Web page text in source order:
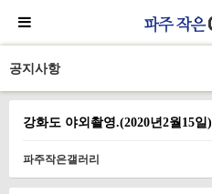
공지사항
강화도 야외촬영.(2020년2월15일)
파주작은갤러리